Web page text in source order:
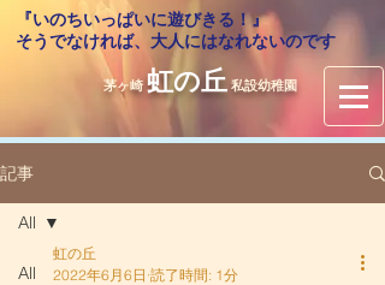
『いのちいっぱいに遊びきる！』
​そうでなければ、大人にはなれないのです
茅ヶ崎 虹の丘 私設幼稚園
記事
All
All
虹の丘
2022年6月6日 読了時間: 1分